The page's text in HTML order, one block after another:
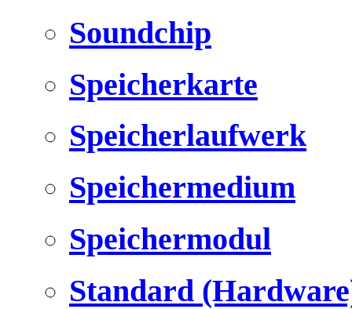
Soundchip
Speicherkarte
Speicherlaufwerk
Speichermedium
Speichermodul
Standard